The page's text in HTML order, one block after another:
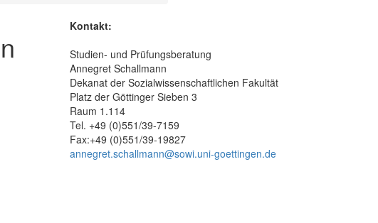
Kontakt:
Studien- und Prüfungsberatung
Annegret Schallmann
Dekanat der Sozialwissenschaftlichen Fakultät
Platz der Göttinger Sieben 3
Raum 1.114
Tel. +49 (0)551/39-7159
Fax:+49 (0)551/39-19827
annegret.schallmann@sowi.uni-goettingen.de